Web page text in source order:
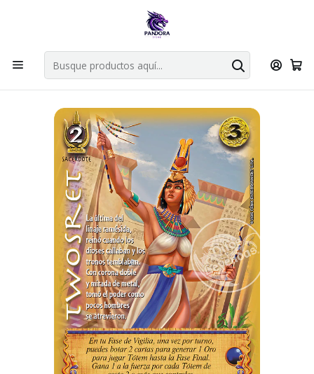
Por compras en cartas singles superiores a 49.990 el envio es
Explorar singles
Inicio Juegos de cartas TCG Mitos y Leyendas TCG
Singles Primer Bloque MYL Aliado TWOSRET - LPB4 - VASALLO